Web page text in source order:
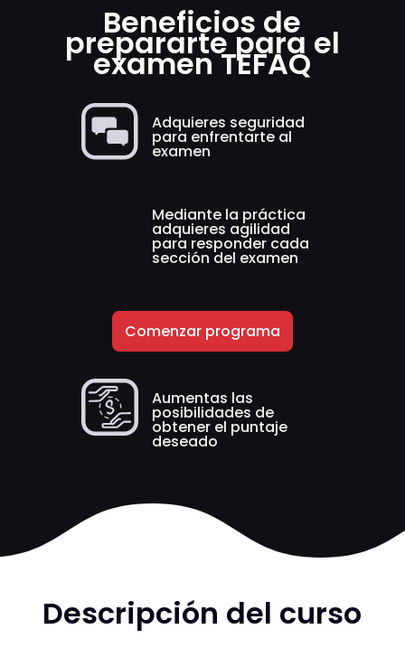
Beneficios de
prepararte para el
examen TEFAQ
Adquieres seguridad
para enfrentarte al
examen
Mediante la práctica
adquieres agilidad
para responder cada
sección del examen
Comenzar programa
Aumentas las
posibilidades de
obtener el puntaje
deseado
Descripción del curso